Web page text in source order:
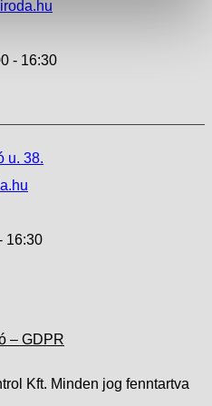
- 16:30
u. 38.
16:30
– GDPR
Kft. Minden jog fenntartva